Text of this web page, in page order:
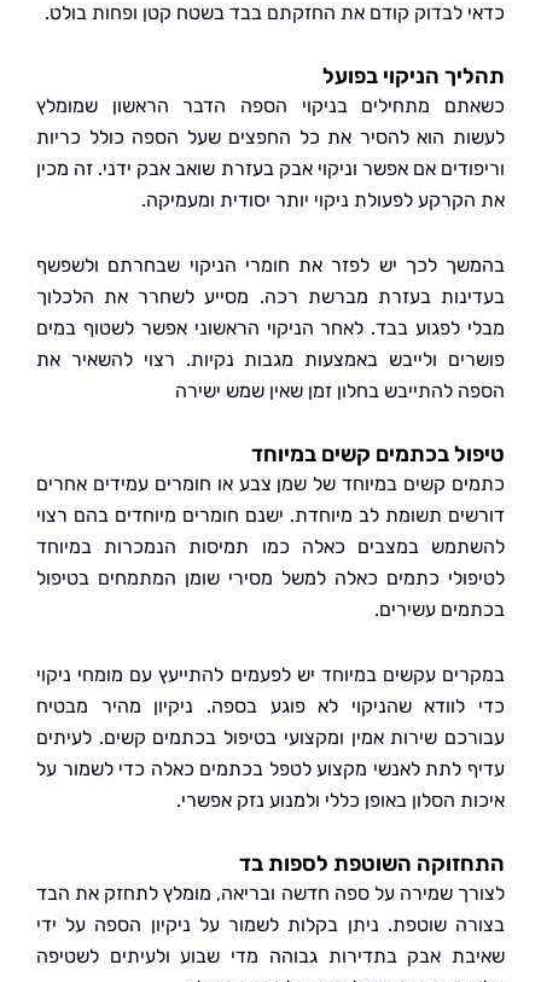
לבדוק קודם את החזקתם בבד בשטח קטן ופחות בולט.
הניקוי בפועל
מתחילים בניקוי הספה הדבר הראשון שמומלץ
הוא להסיר את כל החפצים שעל הספה כולל כריות
אם אפשר וניקוי אבק בעזרת שואב אבק ידני. זה מכין
לפעולת ניקוי יותר יסודית ומעמיקה.
לכך יש לפזר את חומרי הניקוי שבחרתם ולשפשף
בעזרת מברשת רכה. מסייע לשחרר את הלכלוך
לפגוע בבד. לאחר הניקוי הראשוני אפשר לשטוף במים
ולייבש באמצעות מגבות נקיות. רצוי להשאיר את
להתייבש בחלון זמן שאין שמש ישירה
בכתמים קשים במיוחד
קשים במיוחד של שמן צבע או חומרים עמידים אחרים
תשומת לב מיוחדת. ישנם חומרים מיוחדים בהם רצוי
במצבים כאלה כמו תמיסות הנמכרות במיוחד
כתמים כאלה למשל מסירי שומן המתמחים בטיפול
עשירים.
עקשים במיוחד יש לפעמים להתייעץ עם מומחי ניקוי
שהניקוי לא פוגע בספה. ניקיון מהיר מבטיח
שירות אמין ומקצועי בטיפול בכתמים קשים. לעיתים
לתת לאנשי מקצוע לטפל בכתמים כאלה כדי לשמור על
הסלון באופן כללי ולמנוע נזק אפשרי.
השוטפת לספות בד
שמירה על ספה חדשה ובריאה, מומלץ לתחזק את הבד
שוטפת. ניתן בקלות לשמור על ניקיון הספה על ידי
אבק בתדירות גבוהה מדי שבוע ולעיתים לשטיפה